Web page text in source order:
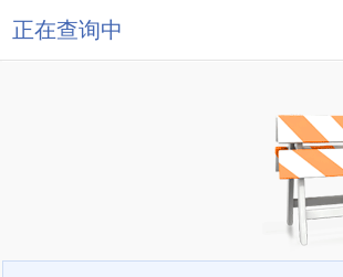
正在查询中